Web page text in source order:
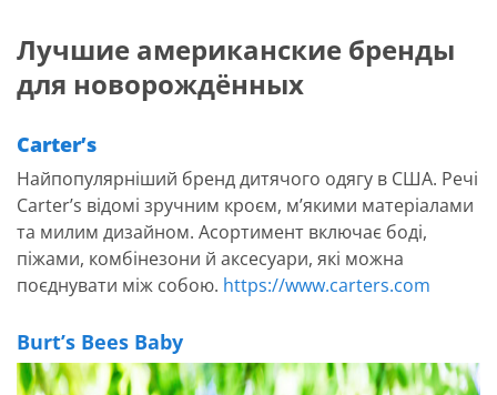
Лучшие американские бренды
для новорождённых
Carter’s
Найпопулярніший бренд дитячого одягу в США. Речі
Carter’s відомі зручним кроєм, м’якими матеріалами
та милим дизайном. Асортимент включає боді,
піжами, комбінезони й аксесуари, які можна
поєднувати між собою. https://www.carters.com
Burt’s Bees Baby